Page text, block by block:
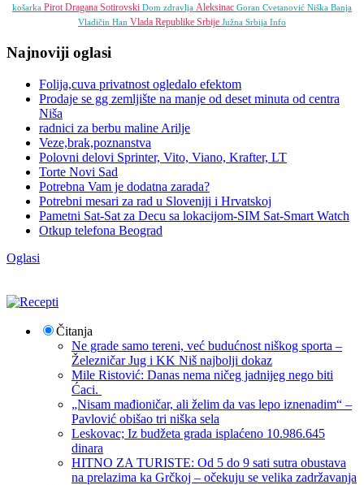
košarka PirotDragana Sotirovski Dom zdravlja Aleksinac Goran Cvetanović Niška Banja
Vladičin Han Vlada Republike Srbije Južna Srbija Info
Najnoviji oglasi
Folija,cuva privatnost ogledalo efektom
Prodaje se gg zemljište na manje od deset minuta od centra
Niša
radnici za berbu maline Arilje
Veze,brak,poznanstva
Polovni delovi Sprinter, Vito, Viano, Krafter, LT
Torte Novi Sad
Potrebna Vam je dodatna zarada?
Potrebni mesari za rad u Sloveniji i Hrvatskoj
Pametni Sat-Sat za Decu sa lokacijom-SIM Sat-Smart Watch
Otkup telefona Beograd
Oglasi
Čitanja
Ne grade samo tereni, već budućnost niškog sporta –
Železničar Jug i KK Niš najbolji dokaz
Mile Ristović: Danas nema ničeg jadnijeg nego biti
Ćaci.
„Nisam mađioničar, ali želim da vas lepo iznenadim“ –
Pavlović obišao tri niška sela
Leskovac; Iz budžeta grada isplaćeno 10.986.645
dinara
HITNO ZA TURISTE: Od 5 do 9 sati sutra obustava
na prelazima ka Grčkoj – očekuju se velika zadržavanja